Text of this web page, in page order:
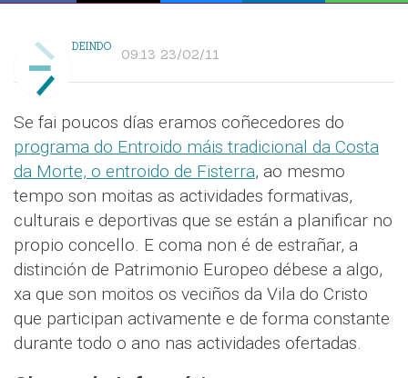
DEINDO 09:13 23/02/11
Se fai poucos días eramos coñecedores do
programa do Entroido máis tradicional da Costa
da Morte, o entroido de Fisterra, ao mesmo
tempo son moitas as actividades formativas,
culturais e deportivas que se están a planificar no
propio concello. E coma non é de estrañar, a
distinción de Patrimonio Europeo débese a algo,
xa que son moitos os veciños da Vila do Cristo
que participan activamente e de forma constante
durante todo o ano nas actividades ofertadas.